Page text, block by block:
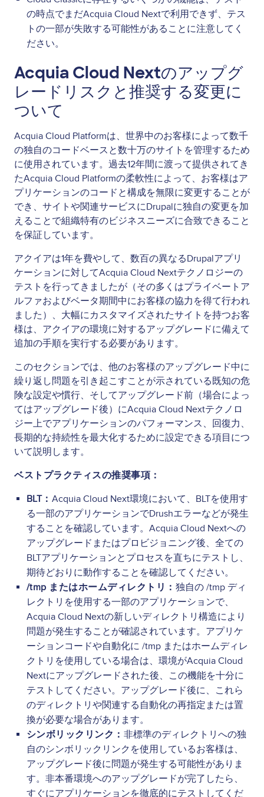
の時点でまだAcquia Cloud Nextで利用できず、テス
トの一部が失敗する可能性があることに注意してく
ださい。
Acquia Cloud Nextのアップグ
レードリスクと推奨する変更に
ついて
Acquia Cloud Platformは、世界中のお客様によって数千
の独自のコードベースと数十万のサイトを管理するため
に使用されています。過去12年間に渡って提供されてき
たAcquia Cloud Platformの柔軟性によって、お客様はア
プリケーションのコードと構成を無限に変更することが
でき、サイトや関連サービスにDrupalに独自の変更を加
えることで組織特有のビジネスニーズに合致できること
を保証しています。
アクイアは1年を費やして、数百の異なるDrupalアプリ
ケーションに対してAcquia Cloud Nextテクノロジーの
テストを行ってきましたが（その多くはプライベートア
ルファおよびベータ期間中にお客様の協力を得て行われ
ました）、大幅にカスタマイズされたサイトを持つお客
様は、アクイアの環境に対するアップグレードに備えて
追加の手順を実行する必要があります。
このセクションでは、他のお客様のアップグレード中に
繰り返し問題を引き起こすことが示されている既知の危
険な設定や慣行、そしてアップグレード前（場合によっ
てはアップグレード後）にAcquia Cloud Nextテクノロ
ジー上でアプリケーションのパフォーマンス、回復力、
長期的な持続性を最大化するために設定できる項目につ
いて説明します。
ベストプラクティスの推奨事項：
BLT： Acquia Cloud Next環境において、BLTを使用す
る一部のアプリケーションでDrushエラーなどが発生
することを確認しています。Acquia Cloud Nextへの
アップグレードまたはプロビジョニング後、全ての
BLTアプリケーションとプロセスを直ちにテストし、
期待どおりに動作することを確認してください。
/tmp またはホームディレクトリ： 独自の /tmp ディ
レクトリを使用する一部のアプリケーションで、
Acquia Cloud Nextの新しいディレクトリ構造により
問題が発生することが確認されています。アプリケ
ーションコードや自動化に /tmp またはホームディレ
クトリを使用している場合は、環境がAcquia Cloud
Nextにアップグレードされた後、この機能を十分に
テストしてください。アップグレード後に、これら
のディレクトリや関連する自動化の再指定または置
換が必要な場合があります。
シンボリックリンク： 非標準のディレクトリへの独
自のシンボリックリンクを使用しているお客様は、
アップグレード後に問題が発生する可能性がありま
す。非本番環境へのアップグレードが完了したら、
すぐにアプリケーションを徹底的にテストしてくだ